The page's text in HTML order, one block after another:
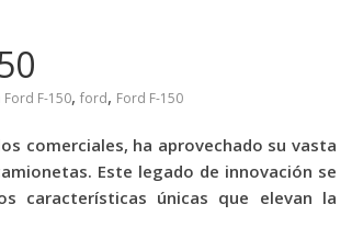
Ford F-150, ford, Ford F-150
comerciales, ha aprovechado su vasta
Este legado de innovación se
características únicas que elevan la